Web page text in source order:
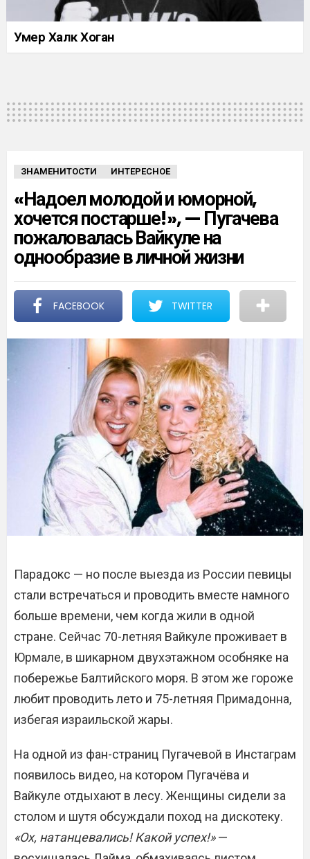
Умер Халк Хоган
ЗНАМЕНИТОСТИ ИНТЕРЕСНОЕ
«Надоел молодой и юморной,
хочется постарше!», — Пугачева
пожаловалась Вайкуле на
однообразие в личной жизни
FACEBOOK TWITTER
Парадокс — но после выезда из России певицы
стали встречаться и проводить вместе намного
больше времени, чем когда жили в одной
стране. Сейчас 70-летняя Вайкуле проживает в
Юрмале, в шикарном двухэтажном особняке на
побережье Балтийского моря. В этом же гороже
любит проводить лето и 75-летняя Примадонна,
избегая израильской жары.
На одной из фан-страниц Пугачевой в Инстаграм
появилось видео, на котором Пугачёва и
Вайкуле отдыхают в лесу. Женщины сидели за
столом и шутя обсуждали поход на дискотеку.
«Ох, натанцевались! Какой успех!»—